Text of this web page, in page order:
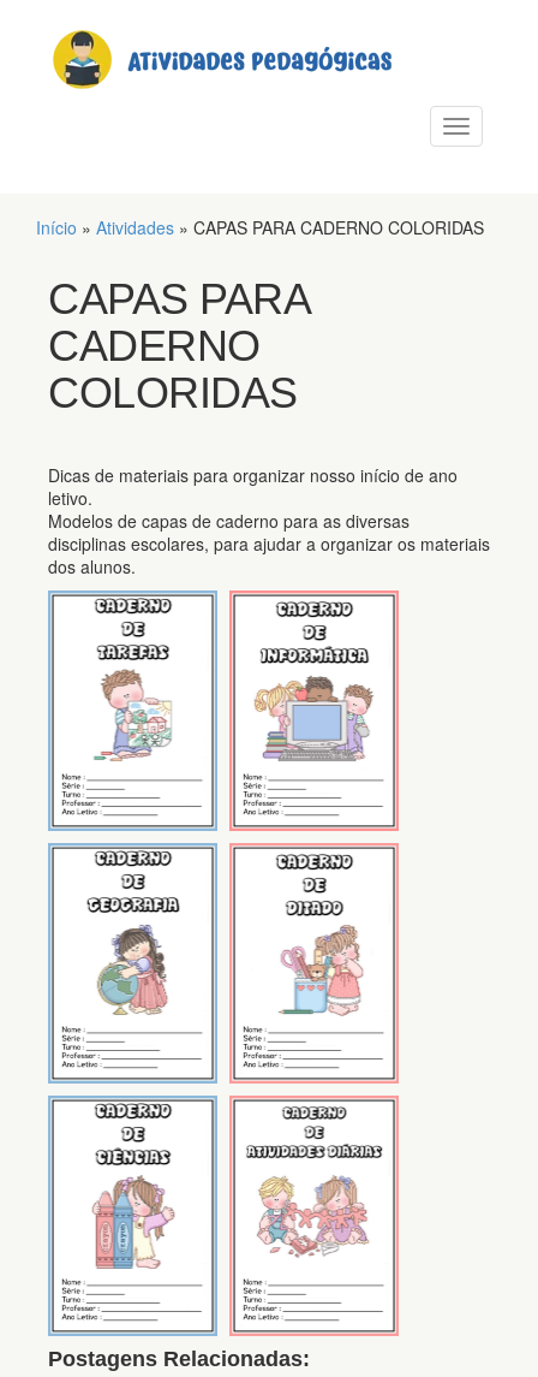
Alternar
Início » Atividades » CAPAS PARA CADERNO COLORIDAS
CAPAS PARA
CADERNO
COLORIDAS
Dicas de materiais para organizar nosso início de ano
letivo.
Modelos de capas de caderno para as diversas
disciplinas escolares, para ajudar a organizar os materiais
dos alunos.
Postagens Relacionadas: